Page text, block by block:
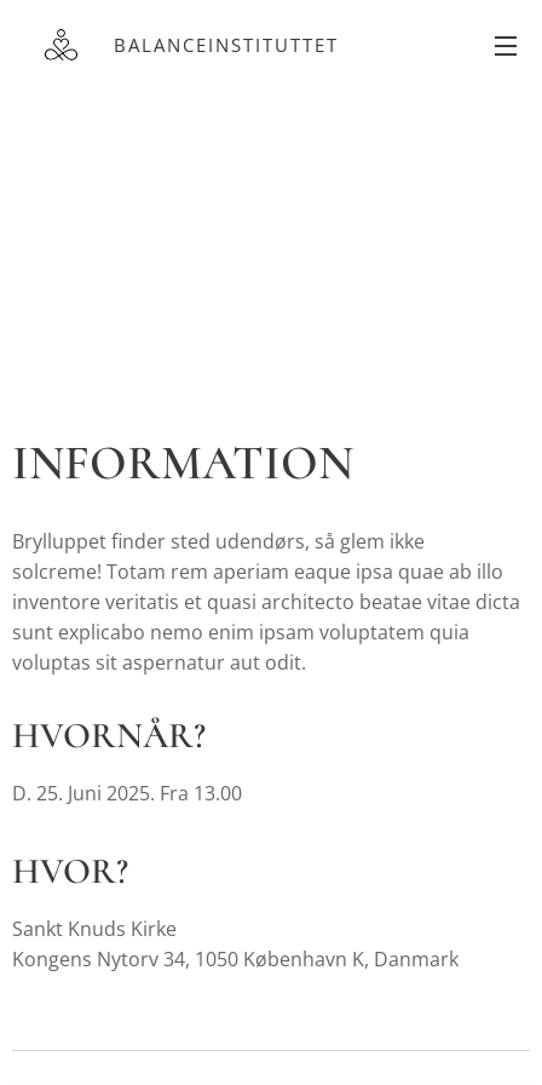
BALANCEINSTITUTTET
INFORMATION
Brylluppet finder sted udendørs, så glem ikke
solcreme! Totam rem aperiam eaque ipsa quae ab illo
inventore veritatis et quasi architecto beatae vitae dicta
sunt explicabo nemo enim ipsam voluptatem quia
voluptas sit aspernatur aut odit.
HVORNÅR?
D. 25. Juni 2025. Fra 13.00
HVOR?
Sankt Knuds Kirke
Kongens Nytorv 34, 1050 København K, Danmark